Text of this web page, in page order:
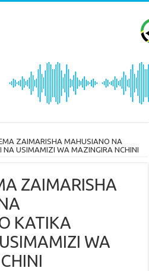
ZAIMARISHA MAHUSIANO NA
NA USIMAMIZI WA MAZINGIRA NCHINI
ZAIMARISHA
KATIKA
WA